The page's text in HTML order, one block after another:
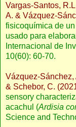
Vargas-Santos,
A. & Vázquez-
fisicoquímica de
usado para
Internacional de
10(60): 60-70.
Vázquez-Sánchez,
& Schebor, C.
sensory
acachul (Ardisia
Science and